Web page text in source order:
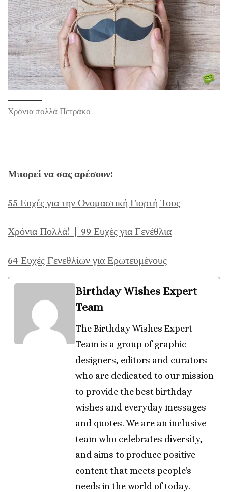
Χρόνια πολλά Πετράκο
Μπορεί να σας αρέσουν:
55 Ευχές για την Ονομαστική Γιορτή Τους
Χρόνια Πολλά! | 99 Ευχές για Γενέθλια
64 Ευχές Γενεθλίων για Ερωτευμένους
Birthday Wishes Expert
Team
The Birthday Wishes Expert
Team is a group of graphic
designers, editors and curators
who are dedicated to our mission
to provide the best birthday
wishes and everyday messages
and quotes. We are an inclusive
team who celebrates diversity,
and aims to produce positive
content that meets people's
needs in the world of today.